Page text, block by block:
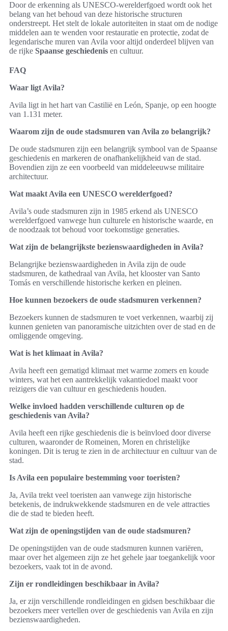
Door de erkenning als UNESCO-werelderfgoed wordt ook het
belang van het behoud van deze historische structuren
onderstreept. Het stelt de lokale autoriteiten in staat om de nodige
middelen aan te wenden voor restauratie en protectie, zodat de
legendarische muren van Avila voor altijd onderdeel blijven van
de rijke Spaanse geschiedenis en cultuur.
FAQ
Waar ligt Avila?
Avila ligt in het hart van Castilië en León, Spanje, op een hoogte
van 1.131 meter.
Waarom zijn de oude stadsmuren van Avila zo belangrijk?
De oude stadsmuren zijn een belangrijk symbool van de Spaanse
geschiedenis en markeren de onafhankelijkheid van de stad.
Bovendien zijn ze een voorbeeld van middeleeuwse militaire
architectuur.
Wat maakt Avila een UNESCO werelderfgoed?
Avila’s oude stadsmuren zijn in 1985 erkend als UNESCO
werelderfgoed vanwege hun culturele en historische waarde, en
de noodzaak tot behoud voor toekomstige generaties.
Wat zijn de belangrijkste bezienswaardigheden in Avila?
Belangrijke bezienswaardigheden in Avila zijn de oude
stadsmuren, de kathedraal van Avila, het klooster van Santo
Tomás en verschillende historische kerken en pleinen.
Hoe kunnen bezoekers de oude stadsmuren verkennen?
Bezoekers kunnen de stadsmuren te voet verkennen, waarbij zij
kunnen genieten van panoramische uitzichten over de stad en de
omliggende omgeving.
Wat is het klimaat in Avila?
Avila heeft een gematigd klimaat met warme zomers en koude
winters, wat het een aantrekkelijk vakantiedoel maakt voor
reizigers die van cultuur en geschiedenis houden.
Welke invloed hadden verschillende culturen op de
geschiedenis van Avila?
Avila heeft een rijke geschiedenis die is beïnvloed door diverse
culturen, waaronder de Romeinen, Moren en christelijke
koningen. Dit is terug te zien in de architectuur en cultuur van de
stad.
Is Avila een populaire bestemming voor toeristen?
Ja, Avila trekt veel toeristen aan vanwege zijn historische
betekenis, de indrukwekkende stadsmuren en de vele attracties
die de stad te bieden heeft.
Wat zijn de openingstijden van de oude stadsmuren?
De openingstijden van de oude stadsmuren kunnen variëren,
maar over het algemeen zijn ze het gehele jaar toegankelijk voor
bezoekers, vaak tot in de avond.
Zijn er rondleidingen beschikbaar in Avila?
Ja, er zijn verschillende rondleidingen en gidsen beschikbaar die
bezoekers meer vertellen over de geschiedenis van Avila en zijn
bezienswaardigheden.